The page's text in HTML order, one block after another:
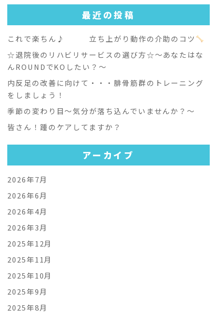
最近の投稿
これで楽ちん♪ 立ち上がり動作の介助のコツ
☆退院後のリハビリサービスの選び方☆～あなたはな
んROUNDでKOしたい？～
内反足の改善に向けて・・・腓骨筋群のトレーニング
をしましょう！
季節の変わり目～気分が落ち込んでいませんか？～
皆さん！踵のケアしてますか？
アーカイブ
2026年7月
2026年6月
2026年4月
2026年3月
2025年12月
2025年11月
2025年10月
2025年9月
2025年8月